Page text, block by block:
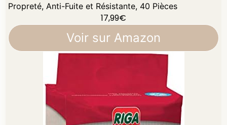
Propreté, Anti-Fuite et Résistante, 40 Pièces
17,99€
Voir sur Amazon